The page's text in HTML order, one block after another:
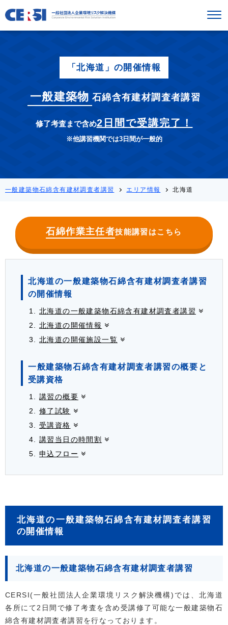
「北海道」の開催情報
一般建築物 石綿含有建材調査者講習
修了考査まで含め2日間で受講完了！
※他講習機関では3日間が一般的
一般建築物石綿含有建材調査者講習 エリア情報 北海道
石綿作業主任者技能講習はこちら
北海道の一般建築物石綿含有建材調査者講習
の開催情報
北海道の一般建築物石綿含有建材調査者講習
北海道の開催情報
北海道の開催施設一覧
一般建築物石綿含有建材調査者講習の概要と
受講資格
講習の概要
修了試験
受講資格
講習当日の時間割
申込フロー
北海道の一般建築物石綿含有建材調査者講習
の開催情報
北海道の一般建築物石綿含有建材調査者講習
CERSI(一般社団法人企業環境リスク解決機構)では、北海道
各所にて2日間で修了考査を含め受講修了可能な一般建築物石
綿含有建材調査者講習を行なっております。